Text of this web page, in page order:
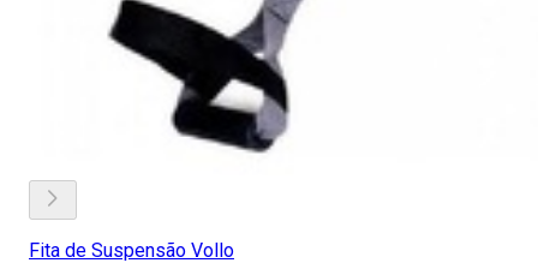
Fita de Suspensão Vollo